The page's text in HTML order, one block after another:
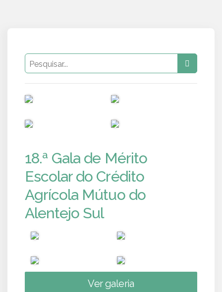
18.ª Gala de Mérito
Escolar do Crédito
Agrícola Mútuo do
Alentejo Sul
Ver galeria